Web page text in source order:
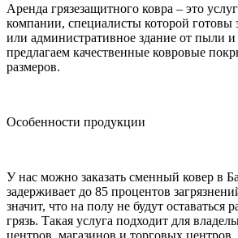
Аренда грязезащитного ковра – это
компании, специалисты которой
или административное здание от пыли
предлагаем качественные ковровые
размеров.
Особенности продукции
У нас можно заказать сменный ковер в
задерживает до 85 процентов
значит, что на полу не будут оставаться
грязь. Такая услуга подходит для
центров, магазинов и торговых